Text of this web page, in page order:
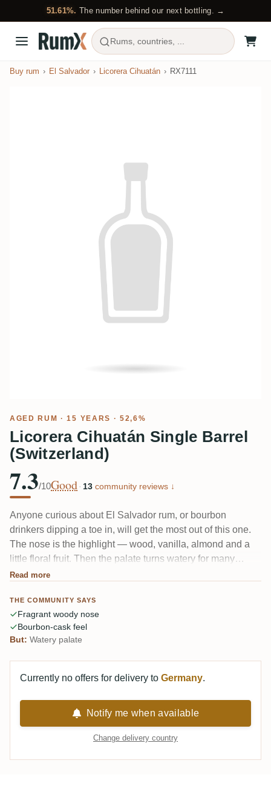
51.61%. The number behind our next bottling. →
Rums, countries, ...
Buy rum El Salvador Licorera Cihuatán RX7111
AGED RUM · 15 YEARS · 52,6%
Licorera Cihuatán Single Barrel
(Switzerland)
7.3/10Good · 13 community reviews ↓
Anyone curious about El Salvador rum, or bourbon
drinkers dipping a toe in, will get the most out of this one.
The nose is the highlight — wood, vanilla, almond and a
little floral fruit. Then the palate turns watery for many
tasters despite the 52.6%, with herbs, cinnamon and clove
Read more
THE COMMUNITY SAYS
Fragrant woody nose
Bourbon-cask feel
But: Watery palate
Currently no offers for delivery to Germany.
Notify me when available
Change delivery country